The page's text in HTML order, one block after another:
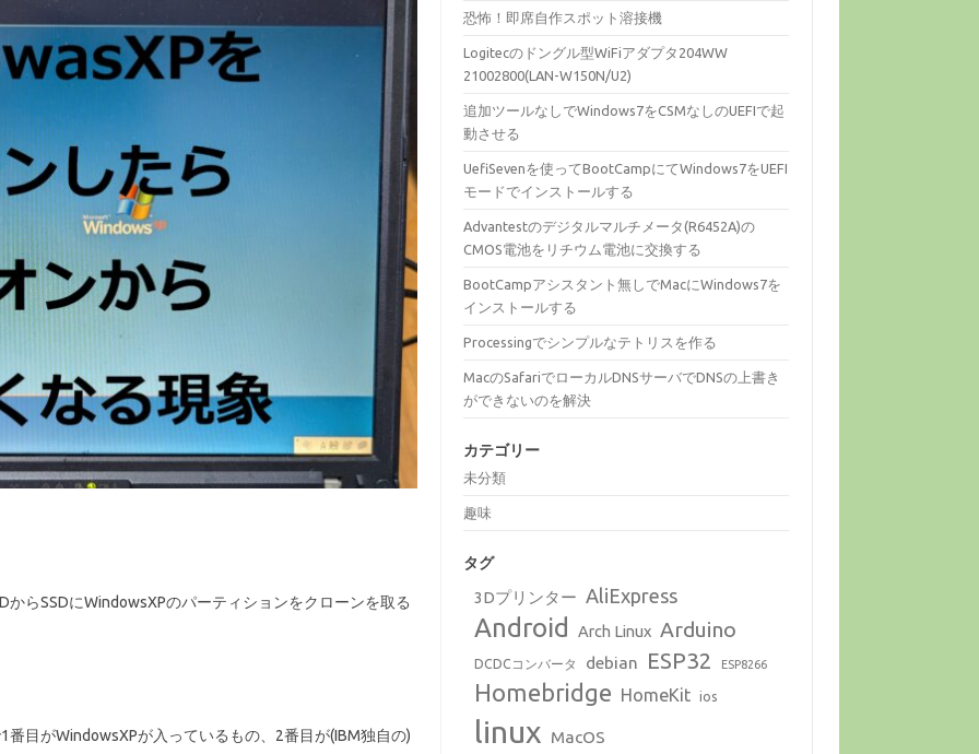
らSSDにWindowsXPのパーティションをクローンを取る
目がWindowsXPが入っているもの、2番目が(IBM独自の)
恐怖！即席自作スポット溶接機
Logitecのドングル型WiFiアダプタ204WW
21002800(LAN-W150N/U2)
追加ツールなしでWindows7をCSMなしのUEFIで起
動させる
UefiSevenを使ってBootCampにてWindows7をUEFI
モードでインストールする
Advantestのデジタルマルチメータ(R6452A)の
CMOS電池をリチウム電池に交換する
BootCampアシスタント無しでMacにWindows7を
インストールする
Processingでシンプルなテトリスを作る
MacのSafariでローカルDNSサーバでDNSの上書き
ができないのを解決
カテゴリー
未分類
趣味
タグ
3Dプリンター AliExpress
Android Arch Linux Arduino
DCDCコンバータ debian ESP32 ESP8266
Homebridge HomeKit ios
linux MacOS